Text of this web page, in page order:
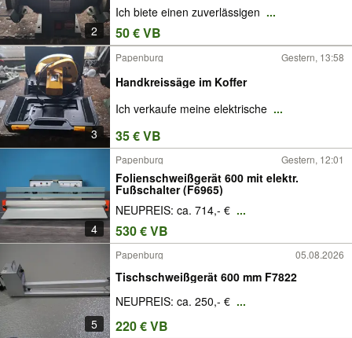
2
Ich biete einen zuverlässigen ...
50 € VB
3
Papenburg Gestern, 13:58
Handkreissäge im Koffer
Ich verkaufe meine elektrische ...
35 € VB
4
Papenburg Gestern, 12:01
Folienschweißgerät 600 mit elektr.
Fußschalter (F6965)
NEUPREIS: ca. 714,- € ...
530 € VB
5
Papenburg 05.08.2026
Tischschweißgerät 600 mm F7822
NEUPREIS: ca. 250,- € ...
220 € VB